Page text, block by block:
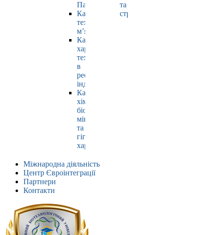
Павлюк
Кафедра
технології
м’яса
Кафедра
харчових
технологій
в
ресторанній
індустрії
Кафедра
хімії,
біохімії,
мікробіології
та
гігієни
харчування
та
страхування
Міжнародна діяльність
Центр Євроінтеграції
Партнери
Контакти